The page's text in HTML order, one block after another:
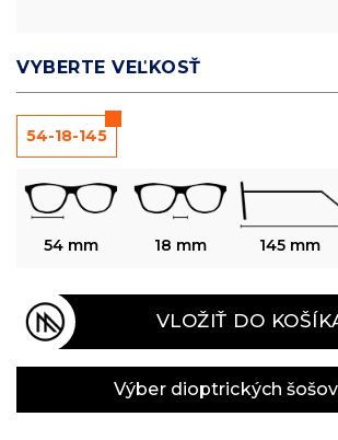
VYBERTE VEĽKOSŤ
54-18-145
54 mm 18 mm 145 mm
VLOŽIŤ DO
Výber dioptrických